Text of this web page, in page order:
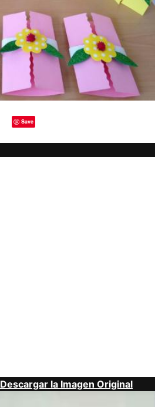
Save
Descargar la Imagen Original